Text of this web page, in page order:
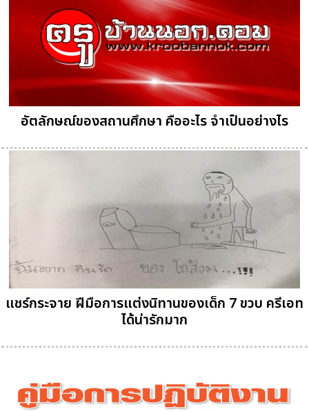
อัตลักษณ์ของสถานศึกษา คืออะไร จำเป็นอย่างไร
แชร์กระจาย ฝีมือการแต่งนิทานของเด็ก 7 ขวบ ครีเอท
ได้น่ารักมาก